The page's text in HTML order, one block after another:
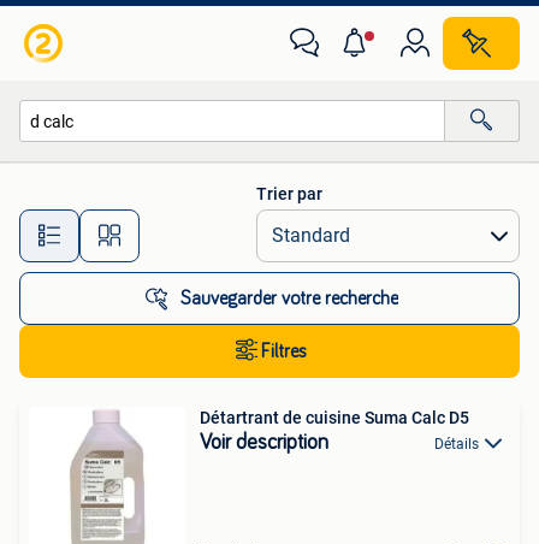
Toutes les distances…
Trier par
Sauvegarder votre recherche
Filtres
Détartrant de cuisine Suma Calc D5
Voir description Détails